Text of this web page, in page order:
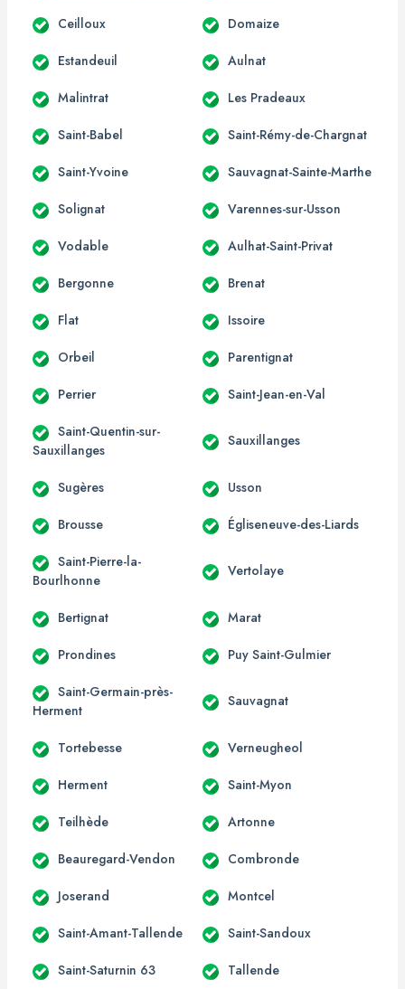
Ceilloux Domaize
Estandeuil Aulnat
Malintrat Les Pradeaux
Saint-Babel Saint-Rémy-de-Chargnat
Saint-Yvoine Sauvagnat-Sainte-Marthe
Solignat Varennes-sur-Usson
Vodable Aulhat-Saint-Privat
Bergonne Brenat
Flat Issoire
Orbeil Parentignat
Perrier Saint-Jean-en-Val
Saint-Quentin-sur-
Sauxillanges
Sauxillanges
Sugères Usson
Brousse Égliseneuve-des-Liards
Saint-Pierre-la-
Bourlhonne
Vertolaye
Bertignat Marat
Prondines Puy Saint-Gulmier
Saint-Germain-près-
Herment
Sauvagnat
Tortebesse Verneugheol
Herment Saint-Myon
Teilhède Artonne
Beauregard-Vendon Combronde
Joserand Montcel
Saint-Amant-Tallende Saint-Sandoux
Saint-Saturnin 63 Tallende